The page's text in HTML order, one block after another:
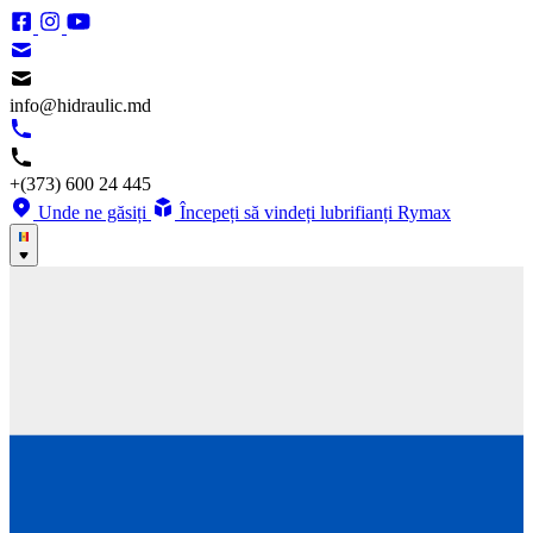
info@hidraulic.md
+(373) 600 24 445
Unde ne găsiți
Începeți să vindeți lubrifianți Rymax